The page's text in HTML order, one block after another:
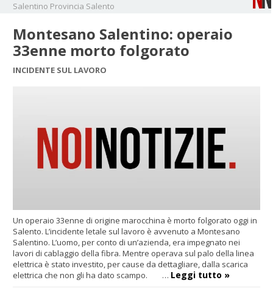
Salentino Provincia Salento
Montesano Salentino: operaio
33enne morto folgorato
INCIDENTE SUL LAVORO
Un operaio 33enne di origine marocchina è morto folgorato oggi in
Salento. L’incidente letale sul lavoro è avvenuto a Montesano
Salentino. L’uomo, per conto di un’azienda, era impegnato nei
lavori di cablaggio della fibra. Mentre operava sul palo della linea
elettrica è stato investito, per cause da dettagliare, dalla scarica
elettrica che non gli ha dato scampo. … Leggi tutto »